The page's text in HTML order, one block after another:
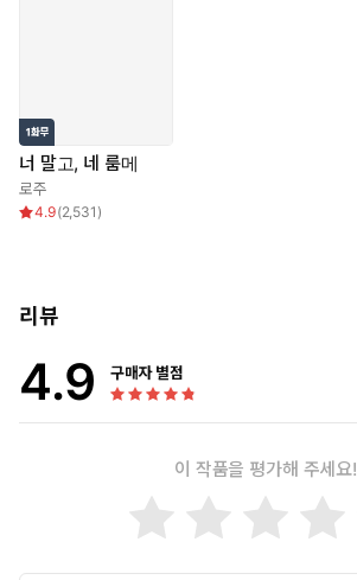
너 말고, 네 룸메
로주
4.9(2,531 )
리뷰
4.9 구매자 별점
이 작품을 평가해 주세요!